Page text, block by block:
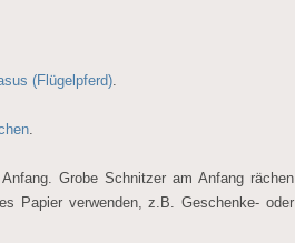
(Flügelpferd).
.
Grobe Schnitzer am Anfang rächen
Papier verwenden, z.B. Geschenke- oder